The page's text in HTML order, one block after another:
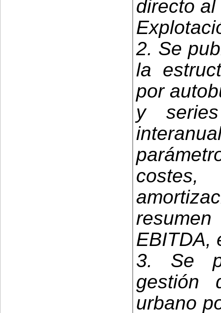
directo
2. Se
la
por
y
EBITDA,
3. Se
gestión
urbano